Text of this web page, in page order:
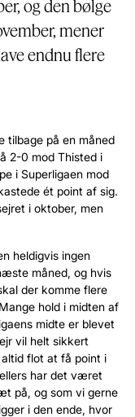
og den bølge
mener
endnu flere
tilbage på en måned
2-0 mod Thisted i
i Superligaen mod
ét point af sig.
i oktober, men
heldigvis ingen
måned, og hvis
der komme flere
hold i midten af
midte er blevet
vil helt sikkert
flot at få point i
har det været
på, og som vi gerne
i den ende, hvor